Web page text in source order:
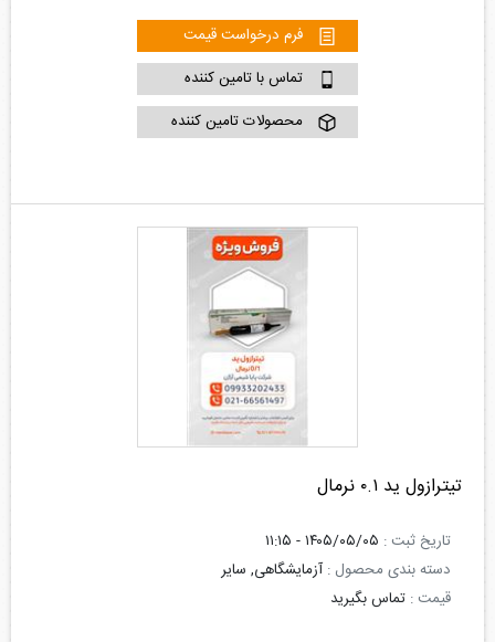
فرم درخواست قیمت
تماس با تامین کننده
محصولات تامین کننده
تیترازول ید ۰.۱ نرمال
تاریخ ثبت : ۱۴۰۵/۰۵/۰۵ - ۱۱:۱۵
دسته بندی محصول : آزمایشگاهی, سایر
قیمت : تماس بگیرید